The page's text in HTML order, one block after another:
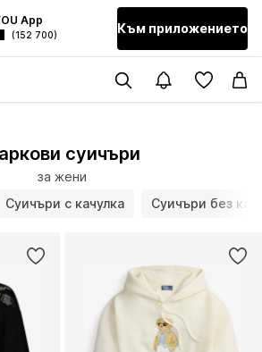
App
(152 700) Към приложението
суичъри
за жени
Суичъри с качулка Суичъри без